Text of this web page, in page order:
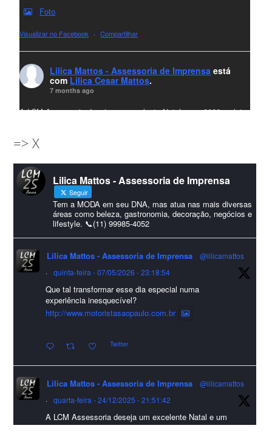
Foto
Visualizar no Facebook · Compartilhar
Lilica Mattos - Assessoria de Imprensa está
com Lilica Cesar Mattos.
7 months ago
A LCM Assessoria deseja um excelente Natal e um 2026 repleto
amigos que sempre nos acompanham!🎄✨🥂❤️
#lcmassessoriassessoria#natal #merrychristmas #felizanonovo
#HappyNewYear
Foto
Visualizar no Facebook · Compartilhar
Lilica Mattos - Assessoria de Imprensa
9 months ago
A Abrafas - Associação Brasileira de Fibras Artificiais e
Sintéticas foi destaque na Revista Química e Derivados, na
incertezas do mercado global".
Confira detalhes 🗞📰📈
#sustentabilidade #FibrasSintéticas #EconomiaCircular #Abrafas
#IndústriaTêxtil
Foto
=> X
Lilica Mattos - Assessoria de Imprensa
Seguir
Tem a MODA em seu DNA, mas atua nas mais diversas
áreas como beleza, gastronomia, decoração, negócios e
lifestyle. 📞(11) 99985-4052
Lilica Mattos - Assessoria de Imprensa
@lilicamattos
·
quinta-feira - 07/05/2026 - 23:18:54
Que tal transformar esse dia especial numa
experiência inesquecível?
http://www.motoristasaopaulo.com.br
Twitter
Lilica Mattos - Assessoria de Imprensa
@lilicamattos
·
quarta-feira - 24/12/2025 - 21:51:42
A LCM Assessoria deseja um excelente Natal e um
2026 repleto de conquistas e realizações para todos